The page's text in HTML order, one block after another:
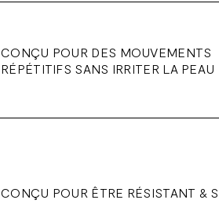
CONÇU POUR DES MOUVEMENTS
RÉPÉTITIFS SANS IRRITER LA PEAU
CONÇU POUR ÊTRE RÉSISTANT &